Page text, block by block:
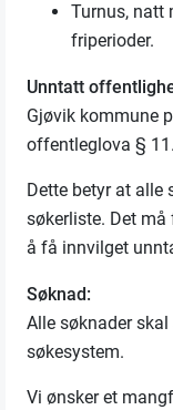
Turnus, natt
friperioder.
Unntatt
Gjøvik kommune
offentleglova § 11.
Dette betyr at alle
søkerliste. Det
å få innvilget
Søknad:
Alle søknader
søkesystem.
Vi ønsker et